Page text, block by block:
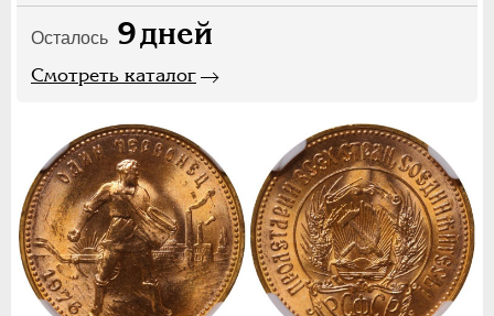
Осталось 9дней
Смотреть каталог